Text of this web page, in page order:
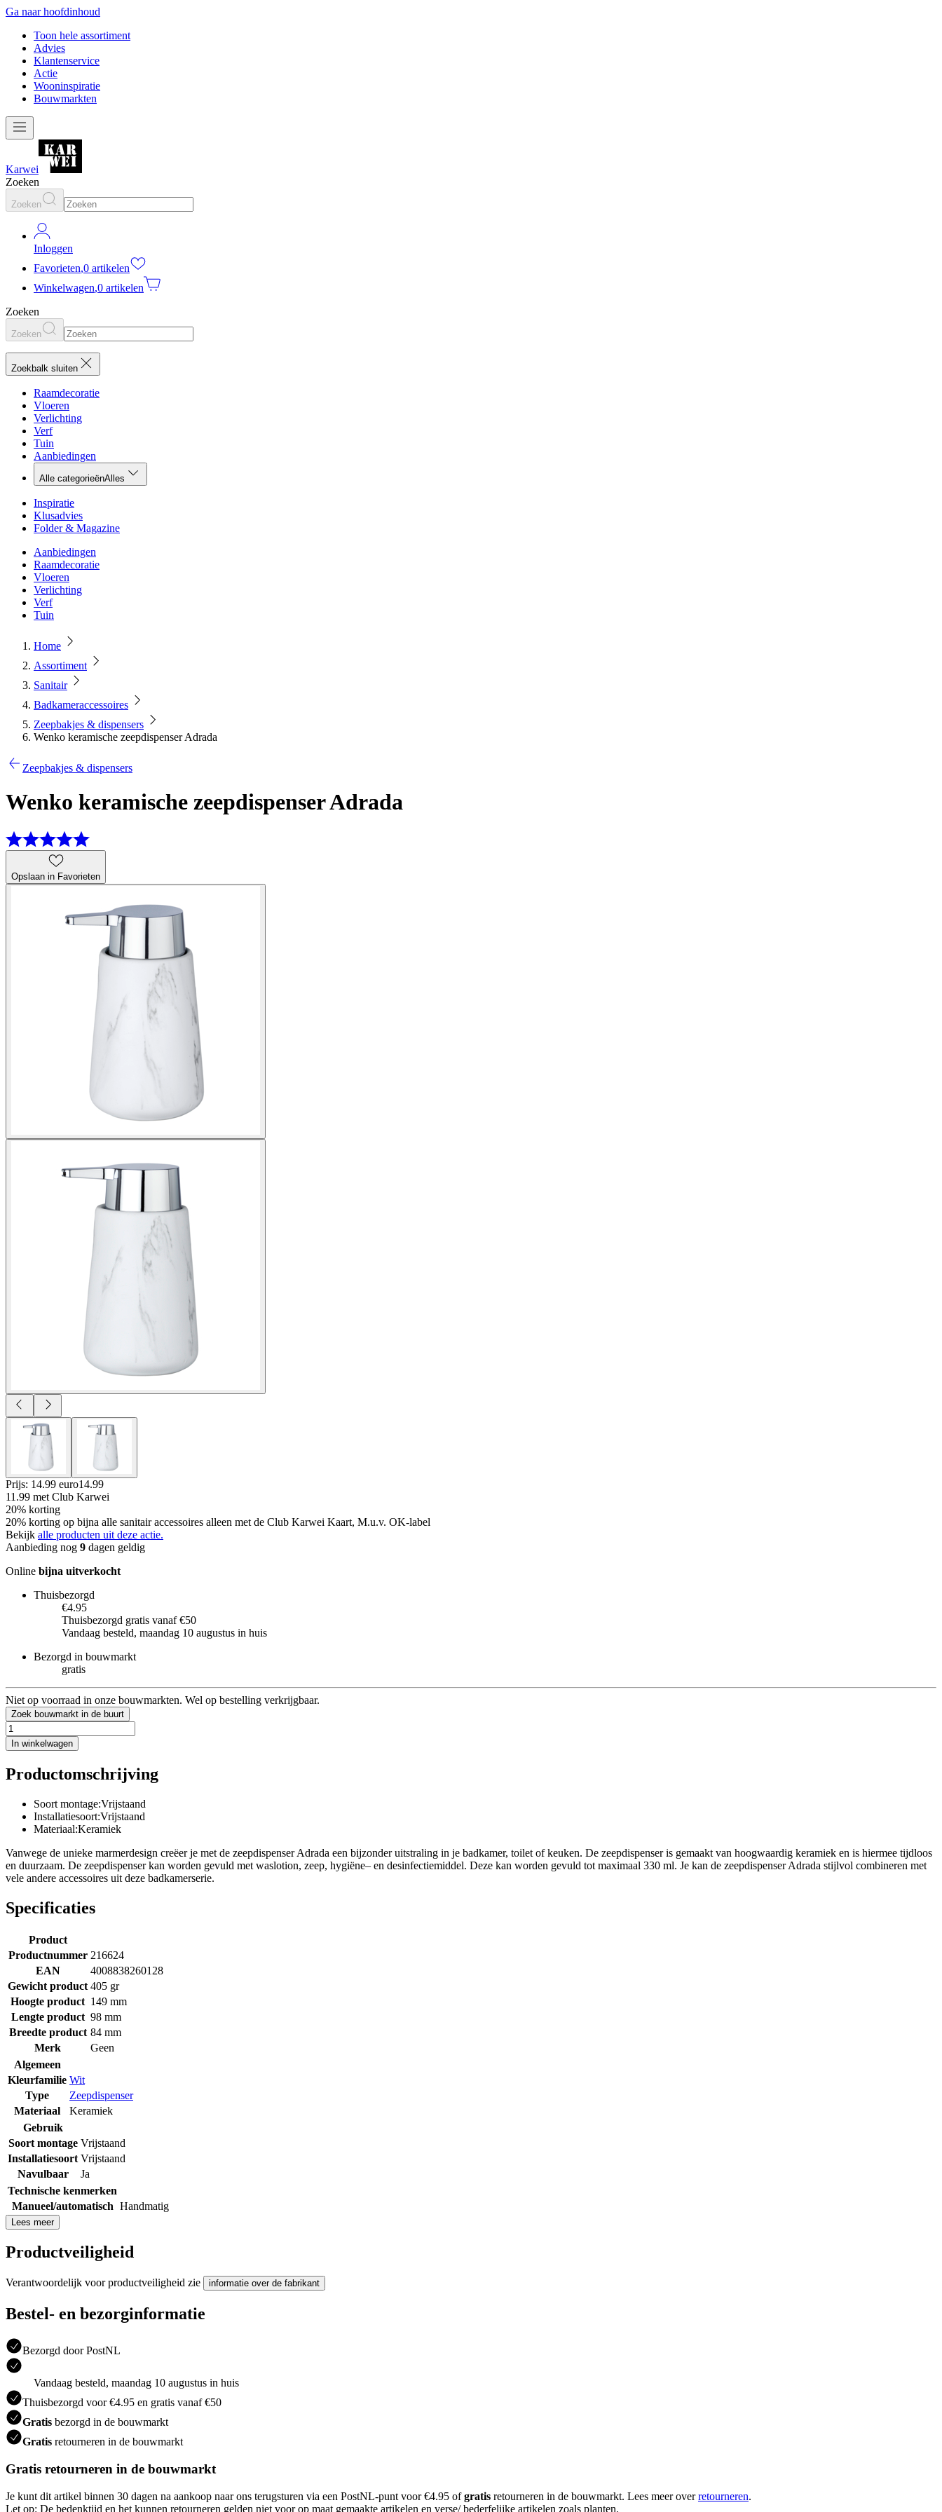
Ga naar hoofdinhoud
Toon hele assortiment
Advies
Klantenservice
Actie
Wooninspiratie
Bouwmarkten
Karwei
Zoeken
Zoeken
Inloggen
Favorieten,0 artikelen
Winkelwagen,0 artikelen
Zoeken
Zoeken
Zoekbalk sluiten
Raamdecoratie
Vloeren
Verlichting
Verf
Tuin
Aanbiedingen
Alle categorieënAlles
Inspiratie
Klusadvies
Folder & Magazine
Aanbiedingen
Raamdecoratie
Vloeren
Verlichting
Verf
Tuin
Home
Assortiment
Sanitair
Badkameraccessoires
Zeepbakjes & dispensers
Wenko keramische zeepdispenser Adrada
Zeepbakjes & dispensers
Wenko keramische zeepdispenser Adrada
Opslaan in Favorieten
Prijs: 14.99 euro14.99
11.99 met Club Karwei
20% korting
20% korting op bijna alle sanitair accessoires alleen met de Club Karwei Kaart, M.u.v. OK-label
Bekijk alle producten uit deze actie.
Aanbieding nog 9 dagen geldig
Online bijna uitverkocht
Thuisbezorgd
€4.95
Thuisbezorgd gratis vanaf €50
Vandaag besteld, maandag 10 augustus in huis
Bezorgd in bouwmarkt
gratis
Niet op voorraad in onze bouwmarkten. Wel op bestelling verkrijgbaar.
Zoek bouwmarkt in de buurt
In winkelwagen
Productomschrijving
Soort montage:Vrijstaand
Installatiesoort:Vrijstaand
Materiaal:Keramiek
Vanwege de unieke marmerdesign creëer je met de zeepdispenser Adrada een bijzonder uitstraling in je badkamer, toilet of keuken. De zeepdispenser is gemaakt van hoogwaardig keramiek en is hiermee tijdloos
en duurzaam. De zeepdispenser kan worden gevuld met waslotion, zeep, hygiëne– en desinfectiemiddel. Deze kan worden gevuld tot maximaal 330 ml. Je kan de zeepdispenser Adrada stijlvol combineren met
vele andere accessoires uit deze badkamerserie.
Specificaties
Product
Productnummer 216624
EAN
4008838260128
Gewicht product 405 gr
Hoogte product 149 mm
Lengte product 98 mm
Breedte product 84 mm
Merk
Geen
Algemeen
Kleurfamilie Wit
Type
Zeepdispenser
Materiaal
Keramiek
Gebruik
Soort montage Vrijstaand
Installatiesoort Vrijstaand
Navulbaar
Ja
Technische kenmerken
Manueel/automatisch Handmatig
Lees meer
Productveiligheid
Verantwoordelijk voor productveiligheid zie informatie over de fabrikant
Bestel- en bezorginformatie
Bezorgd door PostNL
Vandaag besteld, maandag 10 augustus in huis
Thuisbezorgd voor €4.95 en gratis vanaf €50
Gratis bezorgd in de bouwmarkt
Gratis retourneren in de bouwmarkt
Gratis retourneren in de bouwmarkt
Je kunt dit artikel binnen 30 dagen na aankoop naar ons terugsturen via een PostNL-punt voor €4.95 ofgratis retourneren in de bouwmarkt. Lees meer overretourneren.
Let op: De bedenktijd en het kunnen retourneren gelden niet voor op maat gemaakte artikelen en verse/ bederfelijke artikelen zoals planten.